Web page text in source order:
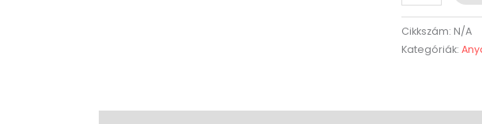
Cikkszám: N/A
Kategóriák: